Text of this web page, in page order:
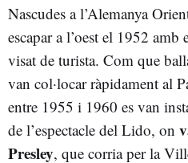
Nascudes a l’Alemanya
escapar a l’oest el 1952 amb
visat de turista. Com que
van col·locar ràpidament al
entre 1955 i 1960 es van
de l’espectacle del Lido, on
Presley, que corria per la